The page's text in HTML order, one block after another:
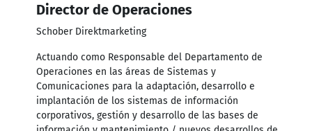
Director de Operaciones
Schober Direktmarketing
Actuando como Responsable del Departamento de
Operaciones en las áreas de Sistemas y
Comunicaciones para la adaptación, desarrollo e
implantación de los sistemas de información
corporativos, gestión y desarrollo de las bases de